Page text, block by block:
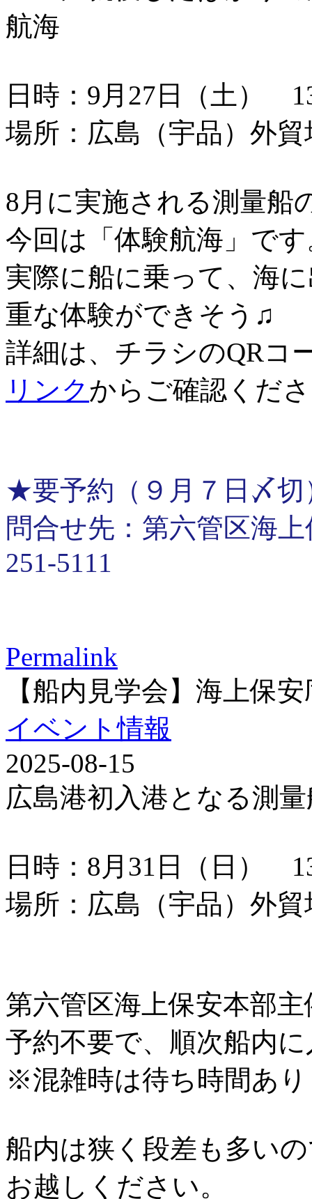
航海
日時：9月27日（土）
場所：広島（宇品）外
8月に実施される測量船
今回は「体験航海」で
実際に船に乗って、海
重な体験ができそう♫
詳細は、チラシのQRコ
リンクからご確認くだ
★要予約（９月７日〆切
問合せ先：第六管区海
251-5111
Permalink
【船内見学会】海上保
イベント情報
2025-08-15
広島港初入港となる測
日時：8月31日（日）
場所：広島（宇品）外
第六管区海上保安本部
予約不要で、順次船内
※混雑時は待ち時間あり
船内は狭く段差も多い
お越しください。